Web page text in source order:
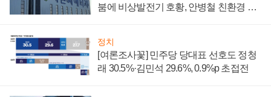
붐에 비상발전기 호황, 안병철 친환경 에
정치
[여론조사꽃] 민주당 당대표 선호도 정청
래 30.5%·김민석 29.6%, 0.9%p 초접전